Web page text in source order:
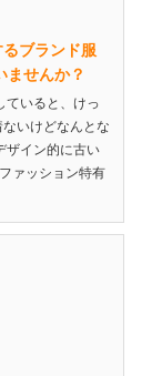
ブランド服
ませんか？
ていると、けっ
いけどなんとな
ザイン的に古い
ァッション特有